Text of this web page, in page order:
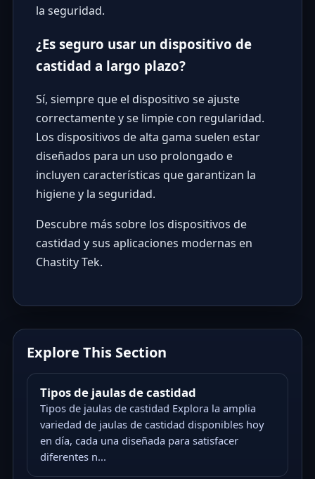
la seguridad.
¿Es seguro usar un dispositivo de
castidad a largo plazo?
Sí, siempre que el dispositivo se ajuste
correctamente y se limpie con regularidad.
Los dispositivos de alta gama suelen estar
diseñados para un uso prolongado e
incluyen características que garantizan la
higiene y la seguridad.
Descubre más sobre los dispositivos de
castidad y sus aplicaciones modernas en
Chastity Tek.
Explore This Section
Tipos de jaulas de castidad
Tipos de jaulas de castidad Explora la amplia
variedad de jaulas de castidad disponibles hoy
en día, cada una diseñada para satisfacer
diferentes n...